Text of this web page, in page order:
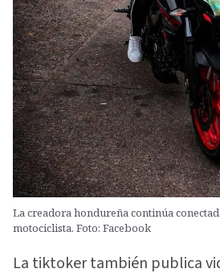
La creadora hondureña continúa
motociclista. Foto: Facebook
La tiktoker también publica